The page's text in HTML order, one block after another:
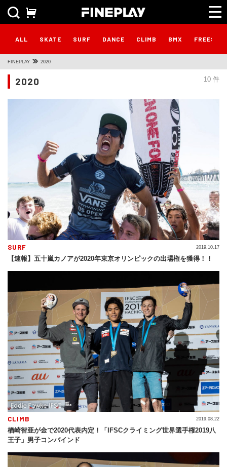
ALL SKATE SURF DANCE CLIMB BMX
FINEPLAY 2020
10 件
2020
SURF
【速報】五十嵐カノアが2020年東京オリンピックの出場権を獲得！！
2019.10.17
CLIMB
楢崎智亜が金で2020代表内定！「IFSCクライミング世界選手権2019八
王子」男子コンバインド
2019.08.22